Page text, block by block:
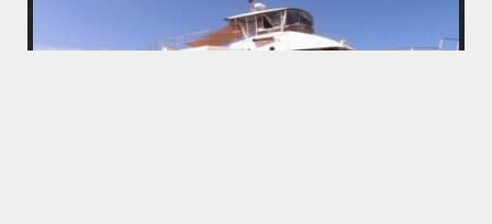
しみ頂いております
・
・
何ヶ月も前からやり取りさせて頂き温めていたご予約でしたので、お天